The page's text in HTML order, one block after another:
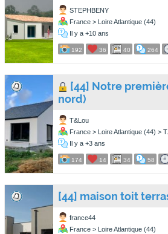
STEPHBENY
France > Loire Atlantique (44)
Il y a +10 ans
192 36 40 264
[44] Notre
nord)
T&Lou
France > Loire Atlantique (44) > T...
Il y a +3 ans
174 14 34 58
[44] maison toit
france44
France > Loire Atlantique (44)